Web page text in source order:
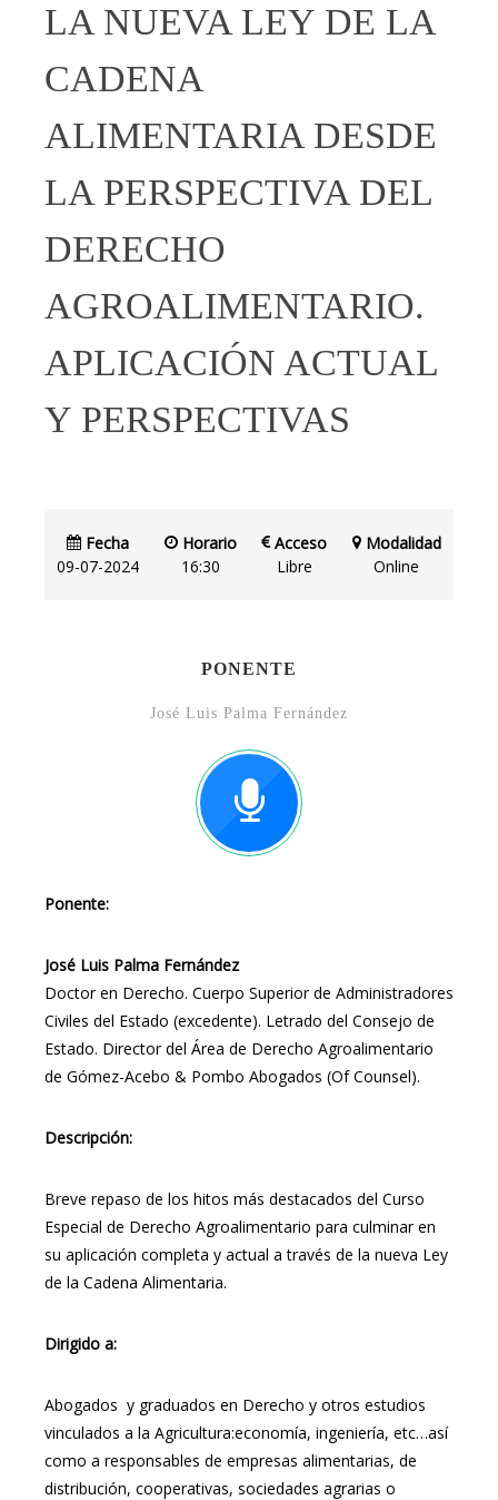
LA NUEVA LEY DE LA
CADENA
ALIMENTARIA DESDE
LA PERSPECTIVA DEL
DERECHO
AGROALIMENTARIO.
APLICACIÓN ACTUAL
Y PERSPECTIVAS
Fecha
09-07-2024
Horario
16:30
Acceso
Libre
Modalidad
Online
PONENTE
José Luis Palma Fernández
Ponente:
José Luis Palma Fernández
Doctor en Derecho. Cuerpo Superior de Administradores
Civiles del Estado (excedente). Letrado del Consejo de
Estado. Director del Área de Derecho Agroalimentario
de Gómez-Acebo & Pombo Abogados (Of Counsel).
Descripción:
Breve repaso de los hitos más destacados del Curso
Especial de Derecho Agroalimentario para culminar en
su aplicación completa y actual a través de la nueva Ley
de la Cadena Alimentaria.
Dirigido a:
Abogados y graduados en Derecho y otros estudios
vinculados a la Agricultura:economía, ingeniería, etc…así
como a responsables de empresas alimentarias, de
distribución, cooperativas, sociedades agrarias o